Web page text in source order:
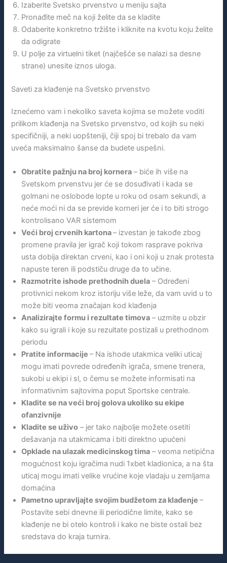
Izaberite Svetsko prvenstvo u meniju sajta
Pronađite meč na koji želite da se kladite
Odaberite konkretno tržište i kliknite na kvotu koju želite
da odigrate
U polje za virtuelni tiket (najčešće se nalazi sa desne
strane) unesite iznos uloga.
Saveti za klađenje na Svetsko prvenstvo
Iznećemo vam i nekoliko saveta kojima se možete voditi
prilikom klađenja na Svetsko prvenstvo, od kojih su neki
specifičniji, a neki uopšteniji, čiji spoj bi trebalo da vam
uveća maksimalno šanse da budete uspešni.
Obratite pažnju na broj kornera – biće ih više na
Svetskom prvenstvu jer će se dosuđivati i kada se
golmani ne oslobode lopte u roku od osam sekundi, a
neće moći ni da se previde korneri jer će i to biti strogo
kontrolisano VAR sistemom
Veći broj crvenih kartona– izvestan je takođe zbog
promene pravila jer igrač koji tokom rasprave pokriva
usta dobija direktan crveni, kao i oni koji u znak protesta
napuste teren ili podstiču druge da to učine.
Razmotrite ishode prethodnih duela – Određeni
protivnici nekom kroz istoriju više leže, da vam uvid u to
može biti veoma značajan kod klađenja
Analizirajte formu i rezultate timova – uzmite u obzir
kako su igrali i koje su rezultate postizali u prethodnom
periodu
Pratite informacije– Na ishode utakmica veliki uticaj
mogu imati povrede određenih igrača, smene trenera,
sukobi u ekipi i sl, o čemu se možete informisati na
informativnim sajtovima poput Sportske centrale.
Kladite se na veći broj golova ukoliko su ekipe
ofanzivnije
Kladite se uživo – jer tako najbolje možete osetiti
dešavanja na utakmicama i biti direktno upućeni
Opklade na ulazak medicinskog tima – veoma netipična
mogućnost koju igračima nudi 1xbet kladionica, a na šta
uticaj mogu imati velike vrućine koje vladaju u zemljama
domaćina
Pametno upravljajte svojim budžetom za klađenje–
Postavite sebi dnevne ili periodične limite, kako se
klađenje ne bi otelo kontroli i kako ne biste ostali bez
sredstava do kraja turnira.